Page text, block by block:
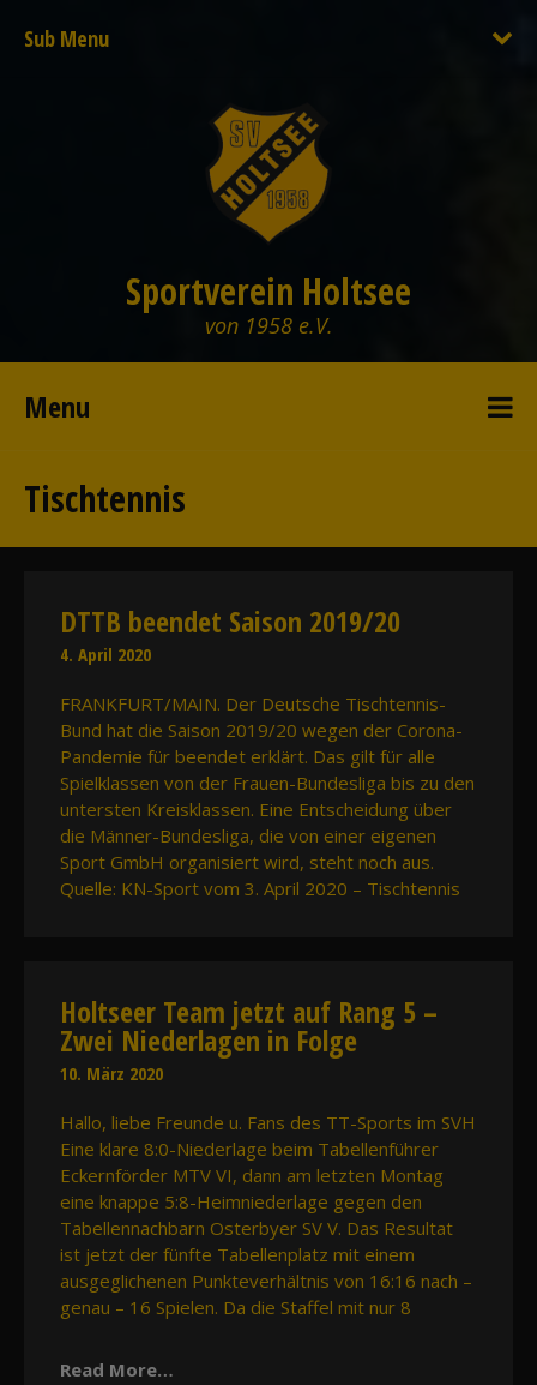
Sub Menu
Sportverein Holtsee
von 1958 e.V.
Menu
Tischtennis
DTTB beendet Saison 2019/20
4. April 2020
FRANKFURT/MAIN. Der Deutsche Tischtennis-
Bund hat die Saison 2019/20 wegen der Corona-
Pandemie für beendet erklärt. Das gilt für alle
Spielklassen von der Frauen-Bundesliga bis zu den
untersten Kreisklassen. Eine Entscheidung über
die Männer-Bundesliga, die von einer eigenen
Sport GmbH organisiert wird, steht noch aus.
Quelle: KN-Sport vom 3. April 2020 – Tischtennis
Holtseer Team jetzt auf Rang 5 –
Zwei Niederlagen in Folge
10. März 2020
Hallo, liebe Freunde u. Fans des TT-Sports im SVH
Eine klare 8:0-Niederlage beim Tabellenführer
Eckernförder MTV VI, dann am letzten Montag
eine knappe 5:8-Heimniederlage gegen den
Tabellennachbarn Osterbyer SV V. Das Resultat
ist jetzt der fünfte Tabellenplatz mit einem
ausgeglichenen Punkteverhältnis von 16:16 nach –
genau – 16 Spielen. Da die Staffel mit nur 8
Read More…